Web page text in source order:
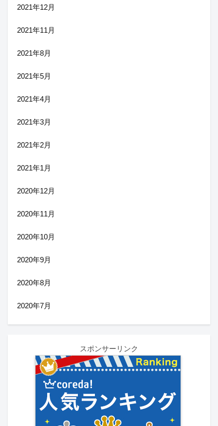
2021年12月
2021年11月
2021年8月
2021年5月
2021年4月
2021年3月
2021年2月
2021年1月
2020年12月
2020年11月
2020年10月
2020年9月
2020年8月
2020年7月
スポンサーリンク